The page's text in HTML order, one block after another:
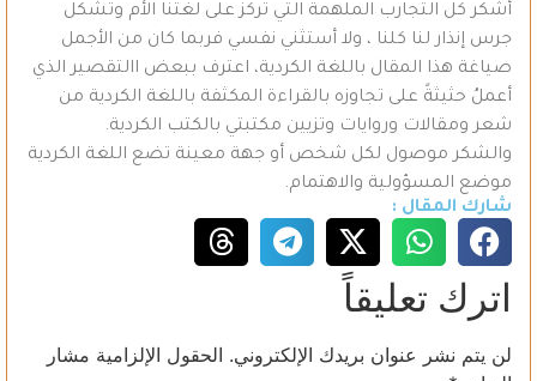
أشكر كل التجارب الملهمة التي تركز على لغتنا الأم وتشكل
جرس إنذار لنا كلنا ، ولا أستثني نفسي فربما كان من الأجمل
صياغة هذا المقال باللغة الكردية، اعترف ببعض االتقصير الذي
أعملُ حثيثةً على تجاوزه بالقراءة المكثفة باللغة الكردية من
شعر ومقالات وروايات وتزيين مكتبتي بالكتب الكردية.
والشكر موصول لكل شخص أو جهة معينة تضع اللغة الكردية
موضع المسؤولية والاهتمام.
شارك المقال :
اترك تعليقاً
لن يتم نشر عنوان بريدك الإلكتروني. الحقول الإلزامية مشار